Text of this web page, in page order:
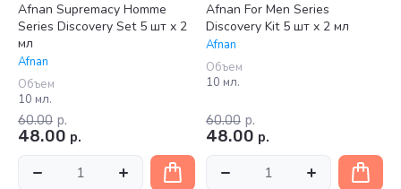
Afnan Supremacy Homme
Series Discovery Set 5 шт x 2
мл
Afnan
Объем
10 мл.
60.00 р.
48.00 р.
Afnan For Men Series
Discovery Kit 5 шт x 2 мл
Afnan
Объем
10 мл.
60.00 р.
48.00 р.